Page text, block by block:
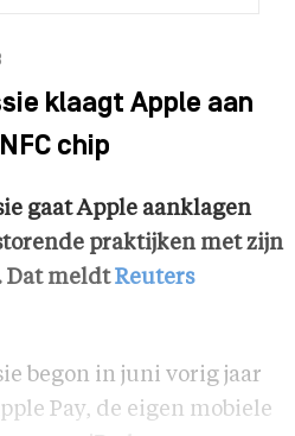
klaagt Apple aan
chip
gaat Apple aanklagen
praktijken met zijn
Dat meldtReuters
begon in juni vorig jaar
Pay, de eigen mobiele